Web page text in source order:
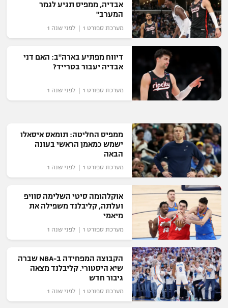
אבדיה, ממפיס תגיע לגמר
המערב"
מערכת ספורט 1 | לפני שנה 1
דיווח מפתיע בארה"ב: האם דני
אבדיה יעבור בטרייד?
מערכת ספורט 1 | לפני שנה 1
ממפיס החליטה: תומאס איסאלו
ישמש כמאמן הראשי בעונה
הבאה
מערכת ספורט 1 | לפני שנה 1
אוקלהומה סיטי השלימה סוויפ
ועלתה, קליבלנד משפילה את
מיאמי
מערכת ספורט 1 | לפני שנה 1
הקבוצה המפחידה ב-NBA שברה
שיא היסטורי. קליבלנד מצאה
גיבור חדש
מערכת ספורט 1 | לפני שנה 1